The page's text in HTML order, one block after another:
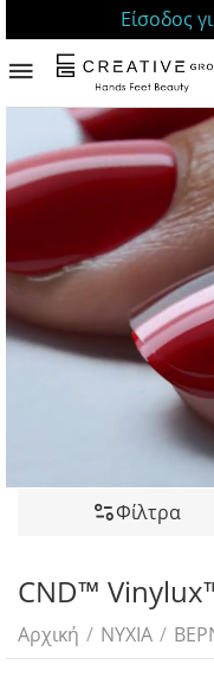
Είσοδος
Φίλτρα
CND™
Αρχική / ΝΥΧΙΑ /